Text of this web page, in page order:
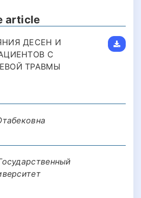
article
ДЕСЕН И
С
ТРАВМЫ